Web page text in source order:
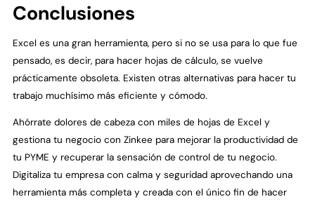
Conclusiones
Excel es una gran herramienta, pero si no se usa para lo que fue
pensado, es decir, para hacer hojas de cálculo, se vuelve
prácticamente obsoleta. Existen otras alternativas para hacer tu
trabajo muchísimo más eficiente y cómodo.
Ahórrate dolores de cabeza con miles de hojas de Excel y
gestiona tu negocio con Zinkee para mejorar la productividad de
tu PYME y recuperar la sensación de control de tu negocio.
Digitaliza tu empresa con calma y seguridad aprovechando una
herramienta más completa y creada con el único fin de hacer